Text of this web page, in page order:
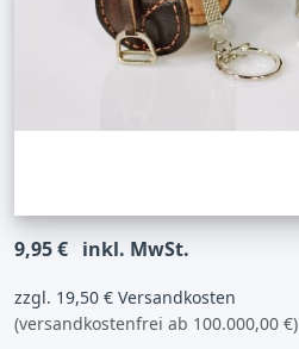
9,95 € inkl. MwSt.
zzgl. 19,50 € Versandkosten
(versandkostenfrei ab 100.000,00 €)